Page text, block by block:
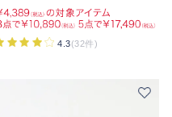
4.3(32件)